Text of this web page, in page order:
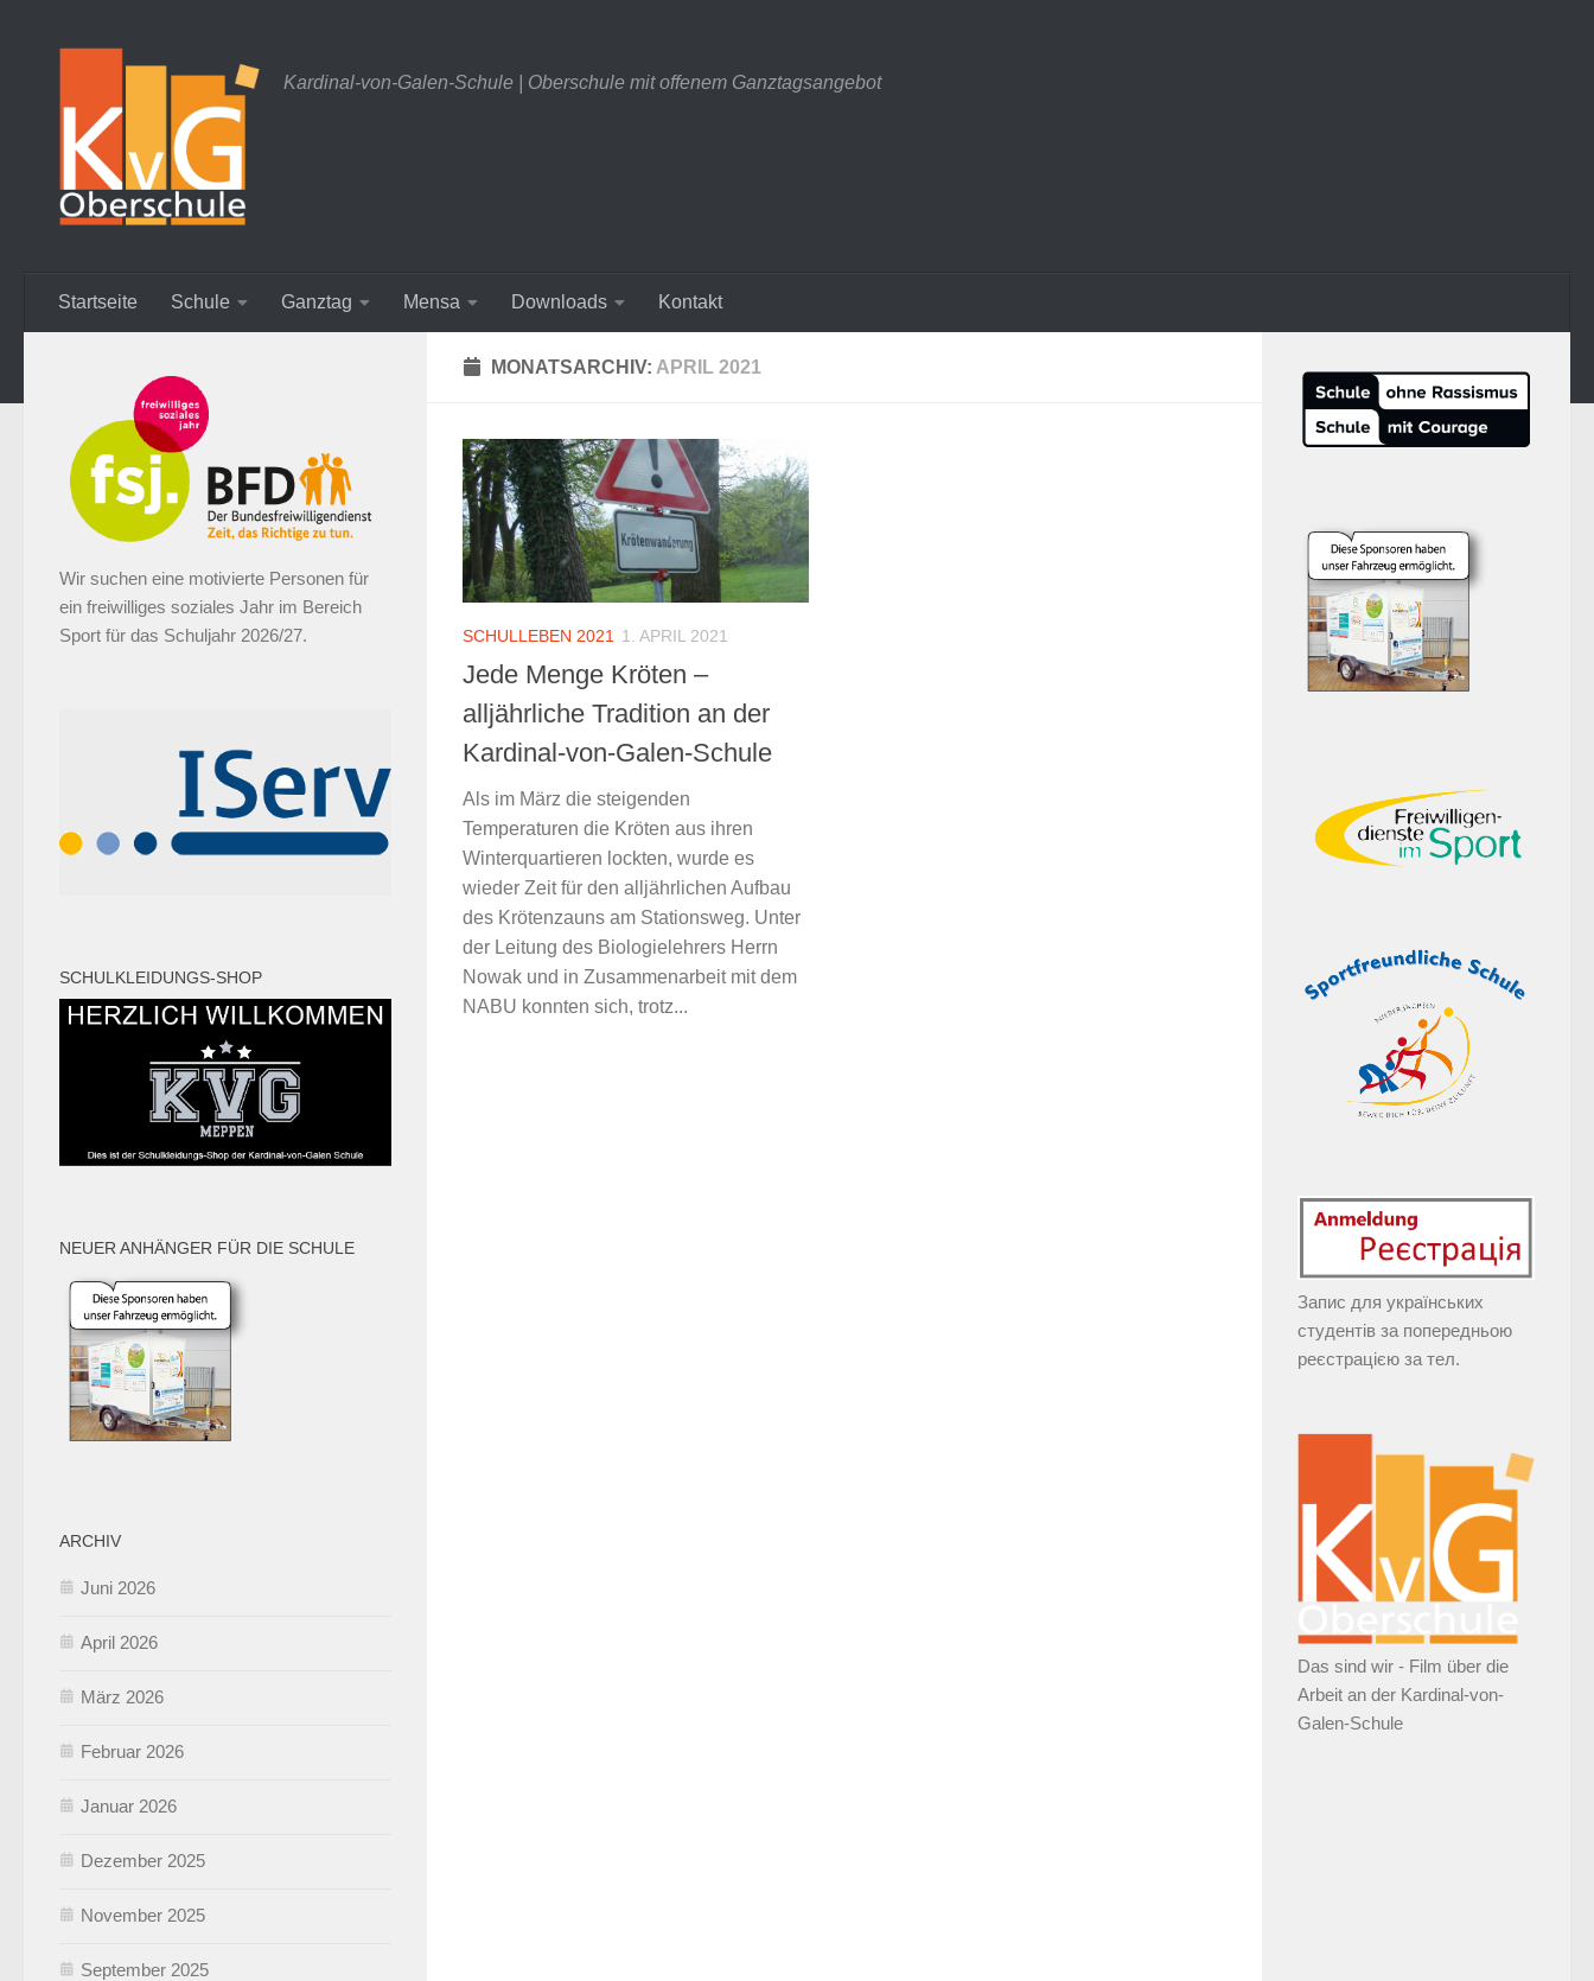
Kardinal-von-Galen-Schule | Oberschule mit offenem Ganztagsangebot
Startseite Schule Ganztag Mensa Downloads Kontakt
MONATSARCHIV: APRIL 2021
SCHULLEBEN 2021 1. APRIL 2021
Jede Menge Kröten –
alljährliche Tradition an der
Kardinal-von-Galen-Schule
Als im März die steigenden
Temperaturen die Kröten aus ihren
Winterquartieren lockten, wurde es
wieder Zeit für den alljährlichen Aufbau
des Krötenzauns am Stationsweg. Unter
der Leitung des Biologielehrers Herrn
Nowak und in Zusammenarbeit mit dem
NABU konnten sich, trotz...
Wir suchen eine motivierte Personen für
ein freiwilliges soziales Jahr im Bereich
Sport für das Schuljahr 2026/27.
SCHULKLEIDUNGS-SHOP
NEUER ANHÄNGER FÜR DIE SCHULE
ARCHIV
Juni 2026
April 2026
März 2026
Februar 2026
Januar 2026
Dezember 2025
November 2025
September 2025
Запис для українських
студентів за попередньою
реєстрацією за тел.
Das sind wir - Film über die
Arbeit an der Kardinal-von-
Galen-Schule